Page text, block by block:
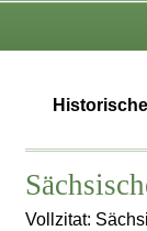
Vollzitat: